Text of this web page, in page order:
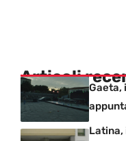
Articoli
Gaeta,
Latina,